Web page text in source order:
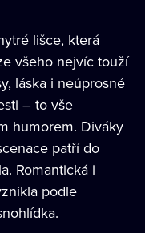
lišce, která
všeho nejvíc touží
láska i neúprosné
– to vše
humorem. Diváky
patří do
Romantická i
podle